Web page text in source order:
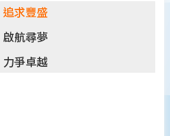
求豐盛
航尋夢
爭卓越